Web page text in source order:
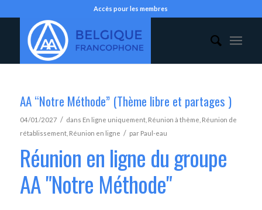
Accès pour les membres
AA “Notre Méthode” (Thème libre et partages )
04/01/2027 / dans En ligne uniquement, Réunion à thème Réunion de
rétablissement, Réunion en ligne / par Paul-eau
Réunion en ligne du groupe
AA "Notre Méthode"